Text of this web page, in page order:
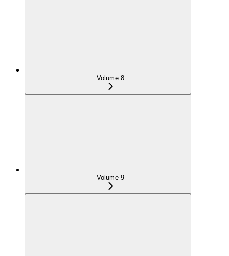
Volume 8
Volume 9